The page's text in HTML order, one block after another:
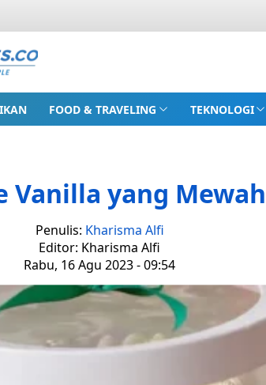
FOOD & TRAVELING TEKNOLOGI
Vanilla yang
Penulis: Kharisma Alfi
Editor: Kharisma Alfi
Rabu, 16 Agu 2023 - 09:54